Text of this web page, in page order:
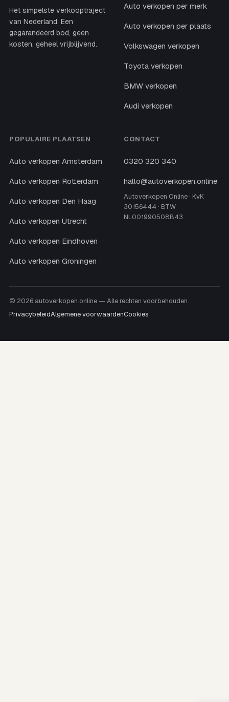
Het simpelste verkooptraject
van Nederland. Een
gegarandeerd bod, geen
kosten, geheel vrijblijvend.
Auto verkopen per merk
Auto verkopen per plaats
Volkswagen verkopen
Toyota verkopen
BMW verkopen
Audi verkopen
POPULAIRE PLAATSEN
Auto verkopen Amsterdam
Auto verkopen Rotterdam
Auto verkopen Den Haag
Auto verkopen Utrecht
Auto verkopen Eindhoven
Auto verkopen Groningen
CONTACT
0320 320 340
hallo@autoverkopen.online
Autoverkopen Online · KvK
30156444 · BTW
NL001990508B43
© 2026 autoverkopen.online — Alle rechten voorbehouden.
PrivacybeleidAlgemene voorwaardenCookies